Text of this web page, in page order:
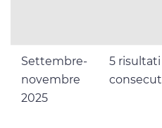
Settembre-
novembre
2025
5